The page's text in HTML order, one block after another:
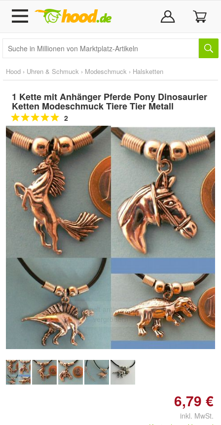
Hood › Uhren & Schmuck › Modeschmuck › Halsketten
1 Kette mit Anhänger Pferde Pony Dinosaurier
Ketten Modeschmuck Tiere Tier Metall
2
Doppelt antippen zum
vergrößern
6,79 €
inkl. MwSt.